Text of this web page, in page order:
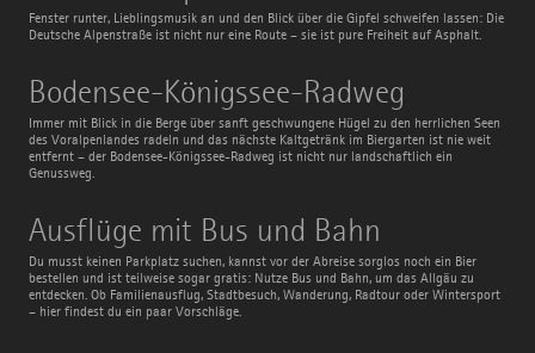
Fenster runter, Lieblingsmusik an und den Blick über die Gipfel schweifen lassen: Die
Deutsche Alpenstraße ist nicht nur eine Route – sie ist pure Freiheit auf Asphalt.
Bodensee-Königssee-Radweg
Immer mit Blick in die Berge über sanft geschwungene Hügel zu den herrlichen Seen
des Voralpenlandes radeln und das nächste Kaltgetränk im Biergarten ist nie weit
entfernt – der Bodensee-Königssee-Radweg ist nicht nur landschaftlich ein
Genussweg.
Bodensee-
Königssee-
Radweg
Ausflüge mit Bus und Bahn
Du musst keinen Parkplatz suchen, kannst vor der Abreise sorglos noch ein Bier
bestellen und ist teilweise sogar gratis: Nutze Bus und Bahn, um das Allgäu zu
entdecken. Ob Familienausflug, Stadtbesuch, Wanderung, Radtour oder Wintersport
– hier findest du ein paar Vorschläge.
Ausflüge
mit
Bus
und
Bahn